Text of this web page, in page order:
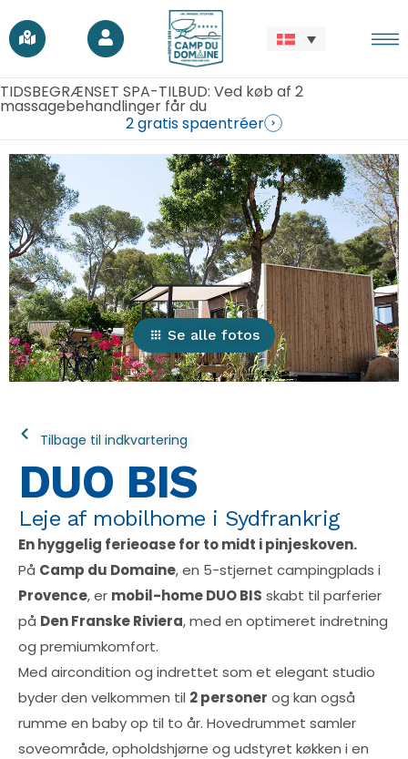
TIDSBEGRÆNSET SPA-TILBUD: Ved køb af 2
massagebehandlinger får du
2 gratis spaentréer
Se alle fotos
Tilbage til indkvartering
DUO BIS
Leje af mobilhome i Sydfrankrig
En hyggelig ferieoase for to midt i pinjeskoven.
På Camp du Domaine, en 5-stjernet campingplads i
Provence, er mobil-home DUO BIS skabt til parferier
på Den Franske Riviera, med en optimeret indretning
og premiumkomfort.
Med aircondition og indrettet som et elegant studio
byder den velkommen til 2 personer og kan også
rumme en baby op til to år. Hovedrummet samler
soveområde, opholdshjørne og udstyret køkken i en